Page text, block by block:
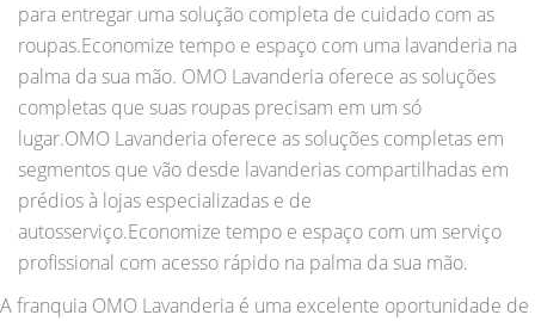
para entregar uma solução completa de cuidado com as
roupas.Economize tempo e espaço com uma lavanderia na
palma da sua mão. OMO Lavanderia oferece as soluções
completas que suas roupas precisam em um só
lugar.OMO Lavanderia oferece as soluções completas em
segmentos que vão desde lavanderias compartilhadas em
prédios à lojas especializadas e de
autosserviço.Economize tempo e espaço com um serviço
profissional com acesso rápido na palma da sua mão.
A franquia OMO Lavanderia é uma excelente oportunidade de